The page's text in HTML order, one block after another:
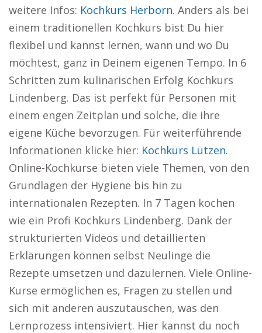
weitere Infos: Kochkurs Herborn. Anders als bei
einem traditionellen Kochkurs bist Du hier
flexibel und kannst lernen, wann und wo Du
möchtest, ganz in Deinem eigenen Tempo. In 6
Schritten zum kulinarischen Erfolg Kochkurs
Lindenberg. Das ist perfekt für Personen mit
einem engen Zeitplan und solche, die ihre
eigene Küche bevorzugen. Für weiterführende
Informationen klicke hier: Kochkurs Lützen.
Online-Kochkurse bieten viele Themen, von den
Grundlagen der Hygiene bis hin zu
internationalen Rezepten. In 7 Tagen kochen
wie ein Profi Kochkurs Lindenberg. Dank der
strukturierten Videos und detaillierten
Erklärungen können selbst Neulinge die
Rezepte umsetzen und dazulernen. Viele Online-
Kurse ermöglichen es, Fragen zu stellen und
sich mit anderen auszutauschen, was den
Lernprozess intensiviert. Hier kannst du noch